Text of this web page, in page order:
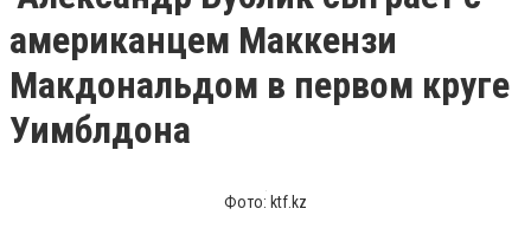
американцем Маккензи
Макдональдом в первом круге
Уимблдона
Фото: ktf.kz